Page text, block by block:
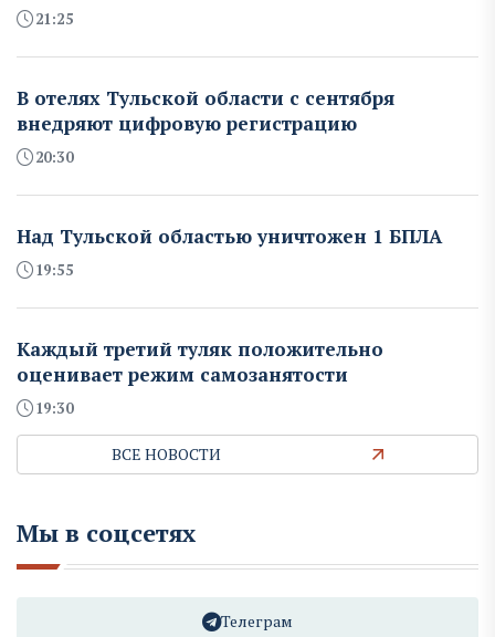
21:25
В отелях Тульской области с сентября
внедряют цифровую регистрацию
20:30
Над Тульской областью уничтожен 1 БПЛА
19:55
Каждый третий туляк положительно
оценивает режим самозанятости
19:30
ВСЕ НОВОСТИ
Мы в соцсетях
Телеграм